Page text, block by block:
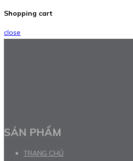
Shopping cart
close
SẢN PHẨM
TRANG CHỦ